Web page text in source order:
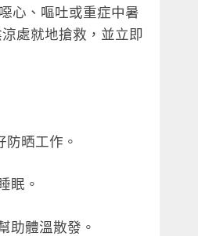
心、嘔吐或重症中暑
處就地搶救，並立即
防晒工作。
眠。
助體溫散發。